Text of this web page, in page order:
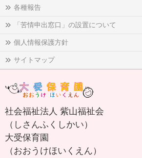
各種報告
「苦情申出窓口」の設置について
個人情報保護方針
サイトマップ
社会福祉法人 紫山福祉会
（しさんふくしかい）
大受保育園
（おおうけほいくえん）